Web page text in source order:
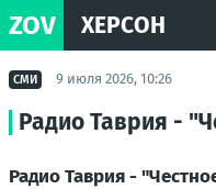
ZOV ХЕРСОН
СМИ 9 июля 2026, 10:26
Радио Таврия -
Радио Таврия -